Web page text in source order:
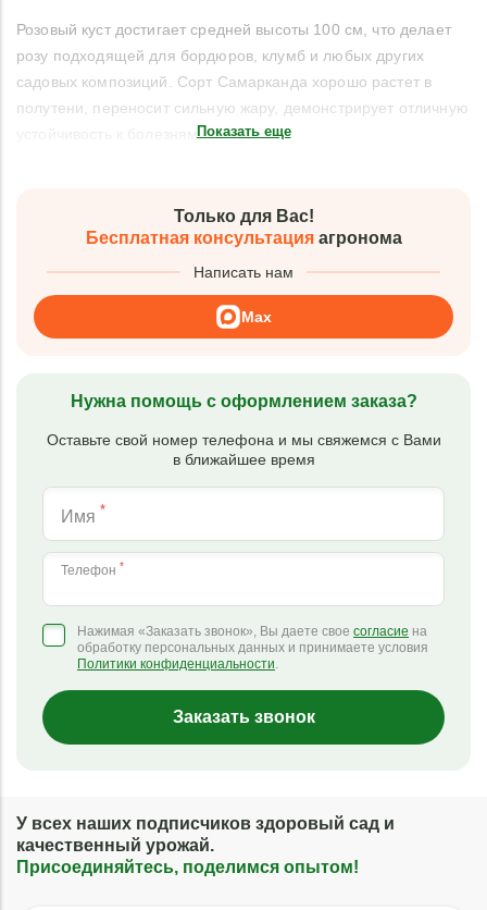
Розовый куст достигает средней высоты 100 см, что делает
розу подходящей для бордюров, клумб и любых других
садовых композиций. Сорт Самарканда хорошо растет в
полутени, переносит сильную жару, демонстрирует отличную
устойчивость к болезням.Показать еще
Только для Вас!
Бесплатная консультацияагронома
Написать нам
Max
Нужна помощь с оформлением заказа?
Оставьте свой номер телефона и мы свяжемся с Вами
в ближайшее время
Имя *
Телефон *
Нажимая «Заказать звонок», Вы даете свое согласие на
обработку персональных данных и принимаете условия
Политики конфиденциальности.
Заказать звонок
У всех наших подписчиков здоровый сад и
качественный урожай.
Присоединяйтесь, поделимся опытом!